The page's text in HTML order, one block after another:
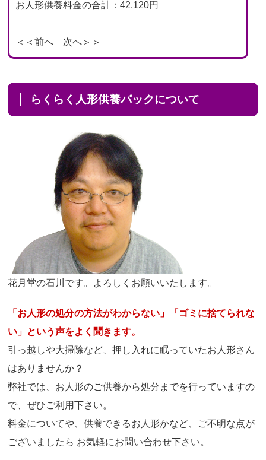
お人形供養料金の合計：42,120円
＜＜前へ 次へ＞＞
らくらく人形供養パックについて
花月堂の石川です。よろしくお願いいたします。
「お人形の処分の方法がわからない」「ゴミに捨てられな
い」という声をよく聞きます。
引っ越しや大掃除など、押し入れに眠っていたお人形さん
はありませんか？
弊社では、お人形のご供養から処分までを行っていますの
で、ぜひご利用下さい。
料金についてや、供養できるお人形かなど、ご不明な点が
ございましたら お気軽にお問い合わせ下さい。